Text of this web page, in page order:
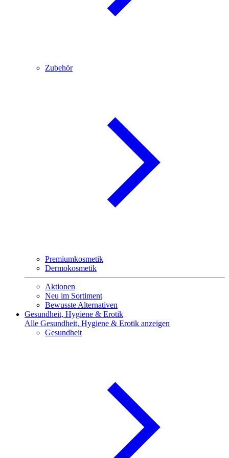
Zubehör
Premiumkosmetik
Dermokosmetik
Aktionen
Neu im Sortiment
Bewusste Alternativen
Gesundheit, Hygiene & Erotik
Alle Gesundheit, Hygiene & Erotik anzeigen
Gesundheit